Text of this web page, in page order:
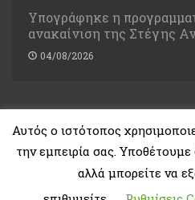
Υπογράφηκε η
ανακαίνιση της Στέγης
04/08/2026
Copyright © 2021. Υπουργείο
Αυτός ο ιστότοπος
την εμπειρία σας. Υποθέτουμε
αλλά μπορείτε να